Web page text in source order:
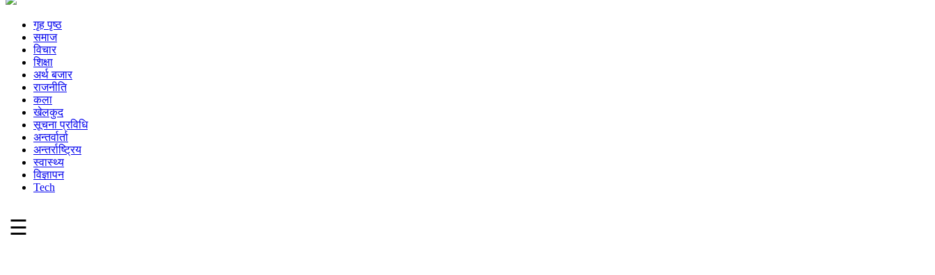
गृह पृष्ठ
समाज
विचार
शिक्षा
अर्थ बजार
राजनीति
कला
खेलकुद
सूचना प्रविधि
अन्तर्वार्ता
अन्तर्राष्ट्रिय
स्वास्थ्य
विज्ञापन
Tech
☰